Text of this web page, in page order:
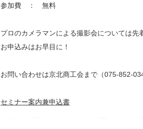
参加費 ： 無料
プロのカメラマンによる撮影会については先
お申込みはお早目に！
お問い合わせは京北商工会まで（075-852-
セミナー案内兼申込書